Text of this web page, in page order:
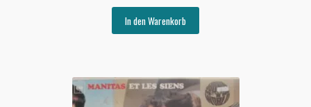
war:
€10,00€5,00.
In den Warenkorb